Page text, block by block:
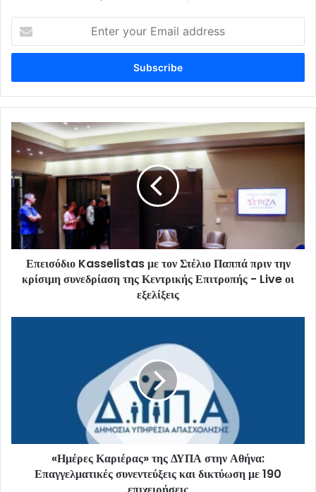
your
Email
Επεισόδιο Kasselistas με τον Στέλιο Παππά πριν την
κρίσιμη συνεδρίαση της Κεντρικής Επιτροπής - Live οι
εξελίξεις
«Ημέρες Καριέρας» της ΔΥΠΑ στην Αθήνα:
Επαγγελματικές συνεντεύξεις και δικτύωση με 190